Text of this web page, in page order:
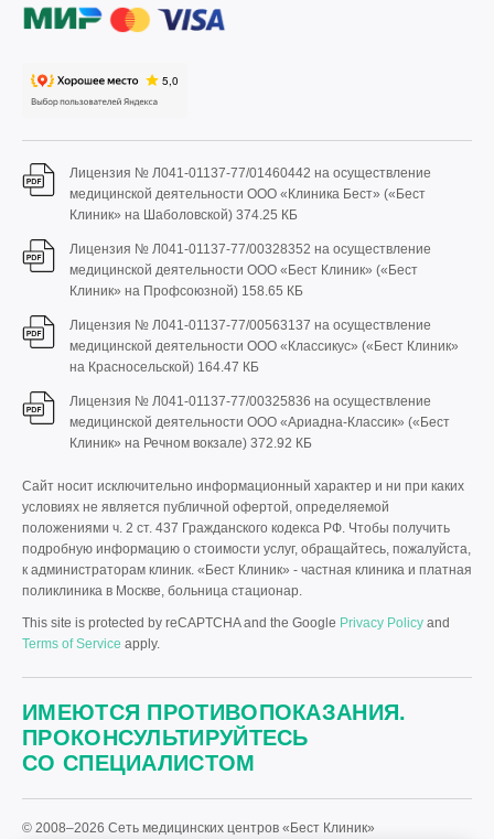
Лицензия № Л041-01137-77/01460442 на осуществление
медицинской деятельности ООО «Клиника Бест» («Бест
Клиник» на Шаболовской) 374.25 КБ
Лицензия № Л041-01137-77/00328352 на осуществление
медицинской деятельности ООО «Бест Клиник» («Бест
Клиник» на Профсоюзной) 158.65 КБ
Лицензия № Л041-01137-77/00563137 на осуществление
медицинской деятельности ООО «Классикус» («Бест Клиник»
на Красносельской) 164.47 КБ
Лицензия № Л041-01137-77/00325836 на осуществление
медицинской деятельности ООО «Ариадна-Классик» («Бест
Клиник» на Речном вокзале) 372.92 КБ
Сайт носит исключительно информационный характер и ни при каких
условиях не является публичной офертой, определяемой
положениями ч. 2 ст. 437 Гражданского кодекса РФ. Чтобы получить
подробную информацию о стоимости услуг, обращайтесь, пожалуйста,
к администраторам клиник. «Бест Клиник» - частная клиника и платная
поликлиника в Москве, больница стационар.
This site is protected by reCAPTCHA and the Google Privacy Policy and
Terms of Service apply.
ИМЕЮТСЯ ПРОТИВОПОКАЗАНИЯ.
ПРОКОНСУЛЬТИРУЙТЕСЬ
СО СПЕЦИАЛИСТОМ
© 2008–2026 Сеть медицинских центров «Бест Клиник»